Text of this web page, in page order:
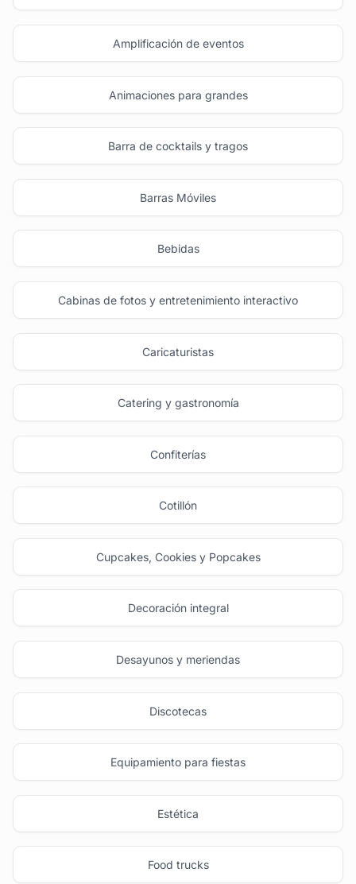
Amplificación de eventos
Animaciones para grandes
Barra de cocktails y tragos
Barras Móviles
Bebidas
Cabinas de fotos y entretenimiento interactivo
Caricaturistas
Catering y gastronomía
Confiterías
Cotillón
Cupcakes, Cookies y Popcakes
Decoración integral
Desayunos y meriendas
Discotecas
Equipamiento para fiestas
Estética
Food trucks